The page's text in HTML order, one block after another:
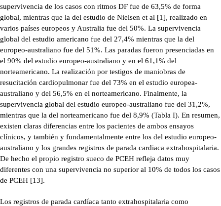
supervivencia de los casos con ritmos DF fue de 63,5% de forma
global, mientras que la del estudio de Nielsen et al [1], realizado en
varios países europeos y Australia fue del 50%. La supervivencia
global del estudio americano fue del 27,4% mientras que la del
europeo-australiano fue del 51%. Las paradas fueron presenciadas en
el 90% del estudio europeo-australiano y en el 61,1% del
norteamericano. La realización por testigos de maniobras de
resucitación cardiopulmonar fue del 73% en el estudio europea-
australiano y del 56,5% en el norteamericano. Finalmente, la
supervivencia global del estudio europeo-australiano fue del 31,2%,
mientras que la del norteamericano fue del 8,9% (Tabla I). En resumen,
existen claras diferencias entre los pacientes de ambos ensayos
clínicos, y también y fundamentalmente entre los del estudio europeo-
australiano y los grandes registros de parada cardiaca extrahospitalaria.
De hecho el propio registro sueco de PCEH refleja datos muy
diferentes con una supervivencia no superior al 10% de todos los casos
de PCEH [13].
Los registros de parada cardíaca tanto extrahospitalaria como